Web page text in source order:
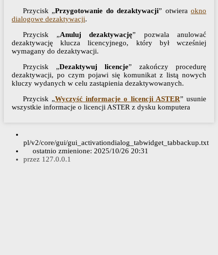
Przycisk „Przygotowanie do dezaktywacji” otwiera okno
dialogowe dezaktywacji.
Przycisk „Anuluj dezaktywację” pozwala anulować
dezaktywację klucza licencyjnego, który był wcześniej
wymagany do dezaktywacji.
Przycisk „Dezaktywuj licencje” zakończy procedurę
dezaktywacji, po czym pojawi się komunikat z listą nowych
kluczy wydanych w celu zastąpienia dezaktywowanych.
Przycisk „Wyczyść informacje o licencji ASTER” usunie
wszystkie informacje o licencji ASTER z dysku komputera
pl/v2/core/gui/gui_activationdialog_tabwidget_tabbackup.txt
ostatnio zmienione: 2025/10/26 20:31
przez 127.0.0.1